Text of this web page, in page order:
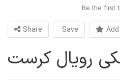
Be the first
Share Save
رویال کرست